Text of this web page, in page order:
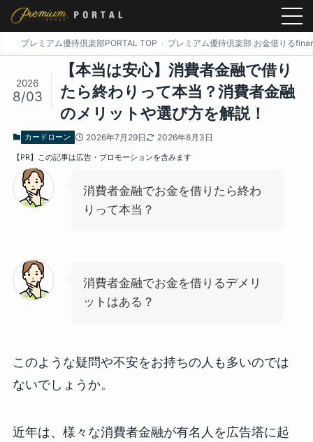
プレミアム優待倶楽部PORTAL TOP プレミアム優待倶楽部 お金借りる
【本当は安心】消費者金融で借り
たら終わりって本当？消費者金融
のメリットや選び方を解説！
2026
8/03
カードローン 2026年7月29日 2026年8月3日
【PR】この記事は広告・プロモーションを含みます
消費者金融でお金を借りたら終わ
りって本当？
消費者金融でお金を借りるデメリ
ットはある？
このような疑問や不安をお持ちの人も多いのでは
ないでしょうか。
近年は、様々な消費者金融が有名人を広告塔に起